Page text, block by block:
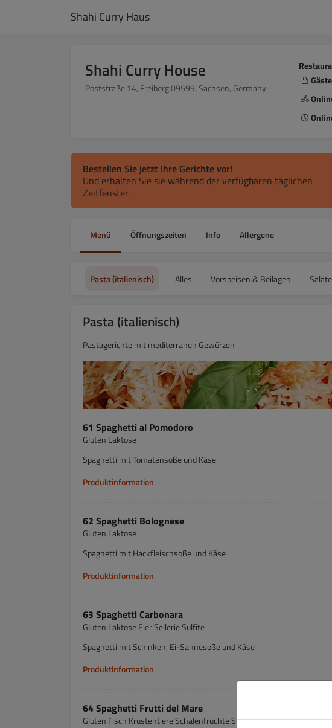
Shahi Curry Haus
Shahi Curry House
Poststraße 14, Freiberg 09599, Sachsen, Germany
Bestellen Sie jetzt Ihre Gerichte vor!
Und erhalten Sie sie während der verfügbaren täglichen
Zeitfenster.
Menü Öffnungszeiten Info Allergene
Pasta (italienisch) Alles Vorspeisen & Beilagen Salate
Pasta (italienisch)
Pastagerichte mit mediterranen Gewürzen
61 Spaghetti al Pomodoro
Gluten Laktose
Spaghetti mit Tomatensoße und Käse
Produktinformation
62 Spaghetti Bolognese
Gluten Laktose
Spaghetti mit Hackfleischsoße und Käse
Produktinformation
63 Spaghetti Carbonara
Gluten Laktose Eier Sellerie Sulfite
Spaghetti mit Schinken, Ei-Sahnesoße und Käse
Produktinformation
64 Spaghetti Frutti del Mare
Gluten Fisch Krustentiere Schalenfrüchte Sulfite Laktose